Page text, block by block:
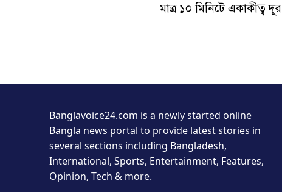
মাত্র ১০ মিনিটে একাকীত্ব দূর
Banglavoice24.com is a newly started online
Bangla news portal to provide latest stories in
several sections including Bangladesh,
International, Sports, Entertainment, Features,
Opinion, Tech & more.